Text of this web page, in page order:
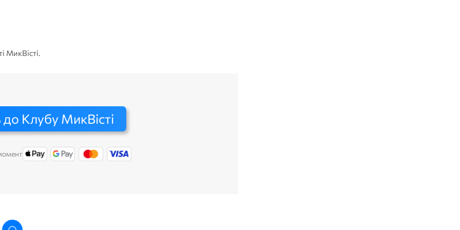
МикВісті.
Клубу МикВісті